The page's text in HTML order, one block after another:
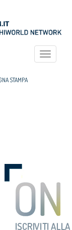
Toggle
STAMPA